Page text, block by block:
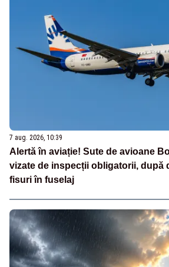
7 aug. 2026, 10:39
Alertă în aviație! Sute de avioane
vizate de inspecții obligatorii, după
fisuri în fuselaj